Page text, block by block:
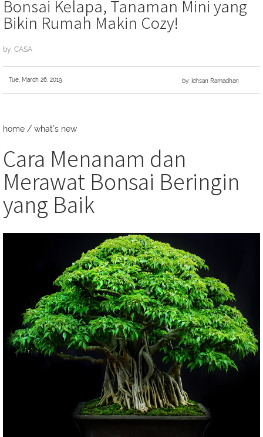
Bonsai Kelapa, Tanaman Mini yang
Bikin Rumah Makin Cozy!
by: CASA
Tue, March 26, 2019 by: Ichsan Ramadhan
home / what's new
Cara Menanam dan
Merawat Bonsai Beringin
yang Baik